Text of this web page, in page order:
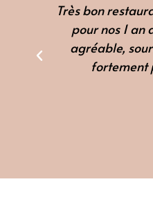
Très bon
pour nos 1 an
agréable,
fortement